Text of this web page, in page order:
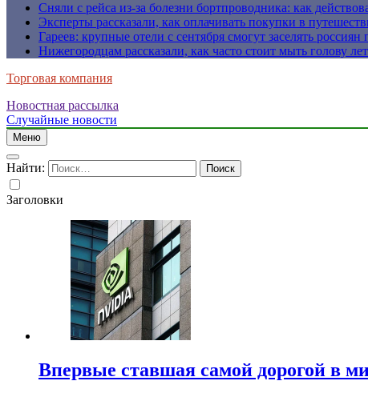
Сняли с рейса из-за болезни бортпроводника: как
Эксперты рассказали, как оплачивать покупки в
Гареев: крупные отели с сентября смогут заселять
Нижегородцам рассказали, как часто стоит мыть голову
Торговая компания
Новостная рассылка
Случайные новости
Меню
Найти:
Заголовки
Впервые ставшая самой дорогой в